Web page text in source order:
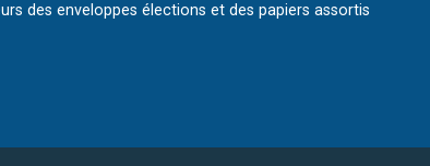
des enveloppes élections et des papiers assortis